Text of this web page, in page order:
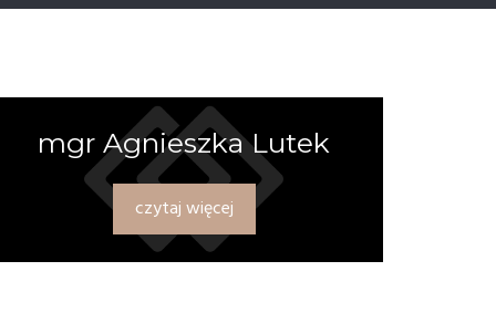
mgr Agnieszka Lutek
czytaj więcej